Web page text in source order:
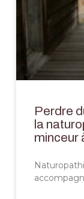
Perdre
la
minceur